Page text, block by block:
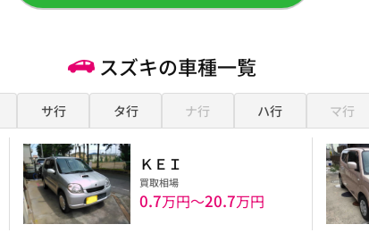
スズキの車種一覧
サ行 タ行 ナ行 ハ行 マ行
ＫＥＩ
買取相場
0.7万円〜20.7万円